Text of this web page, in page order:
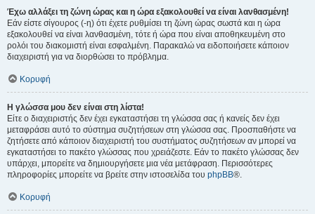
Έχω αλλάξει τη ζώνη ώρας και η ώρα εξακολουθεί να είναι λανθασμένη!
Εάν είστε σίγουρος (-η) ότι έχετε ρυθμίσει τη ζώνη ώρας σωστά και η ώρα
εξακολουθεί να είναι λανθασμένη, τότε ή ώρα που είναι αποθηκευμένη στο
ρολόι του διακομιστή είναι εσφαλμένη. Παρακαλώ να ειδοποιήσετε κάποιον
διαχειριστή για να διορθώσει το πρόβλημα.
Κορυφή
Η γλώσσα μου δεν είναι στη λίστα!
Είτε ο διαχειριστής δεν έχει εγκαταστήσει τη γλώσσα σας ή κανείς δεν έχει
μεταφράσει αυτό το σύστημα συζητήσεων στη γλώσσα σας. Προσπαθήστε να
ζητήσετε από κάποιον διαχειριστή του συστήματος συζητήσεων αν μπορεί να
εγκαταστήσει το πακέτο γλώσσας που χρειάζεστε. Εάν το πακέτο γλώσσας δεν
υπάρχει, μπορείτε να δημιουργήσετε μια νέα μετάφραση. Περισσότερες
πληροφορίες μπορείτε να βρείτε στην ιστοσελίδα του phpBB®.
Κορυφή